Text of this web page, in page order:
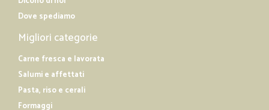
Dove spediamo
Migliori categorie
Carne fresca e lavorata
Salumi e affettati
Pasta, riso e cerali
Formaggi